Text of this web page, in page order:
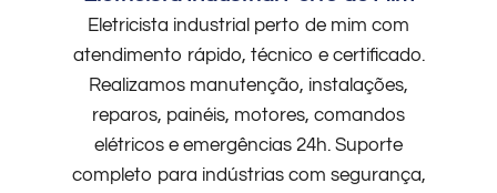
Eletricista industrial perto de mim com
atendimento rápido, técnico e certificado.
Realizamos manutenção, instalações,
reparos, painéis, motores, comandos
elétricos e emergências 24h. Suporte
completo para indústrias com segurança,